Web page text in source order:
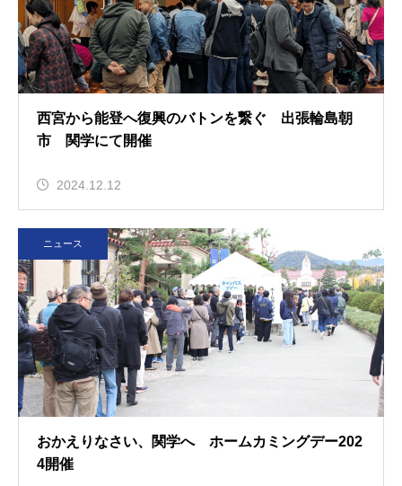
西宮から能登へ復興のバトンを繋ぐ 出張輪島朝
市 関学にて開催
2024.12.12
ニュース
おかえりなさい、関学へ ホームカミングデー202
4開催